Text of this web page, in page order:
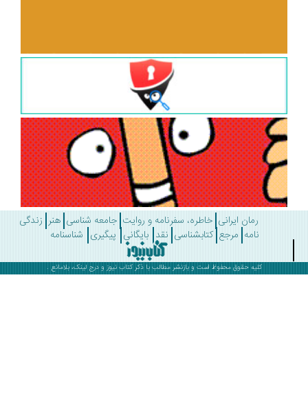
رمان ایرانی خاطره، سفرنامه و روایت جامعه شناسی هنر زندگی
مرجع کتابشناسی نقد بایگانی پیگیری شناسنامه
کلیه حقوق محفوظ است و بازنشر مطالب با ذکرکتاب نیوزو درج لینک، بلامانع .